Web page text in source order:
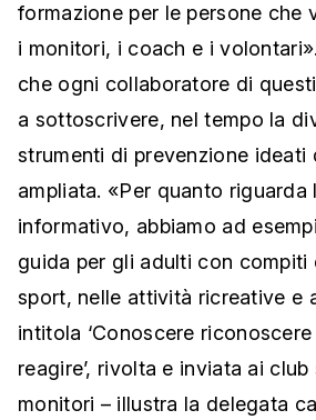
formazione per le persone che
i monitori, i coach e i
che ogni collaboratore di
a sottoscrivere, nel tempo la
strumenti di prevenzione ideati
ampliata. «Per quanto riguarda
informativo, abbiamo ad
guida per gli adulti con compiti
sport, nelle attività ricreative e
intitola ‘Conoscere
reagire’, rivolta e inviata ai
monitori – illustra la delegata